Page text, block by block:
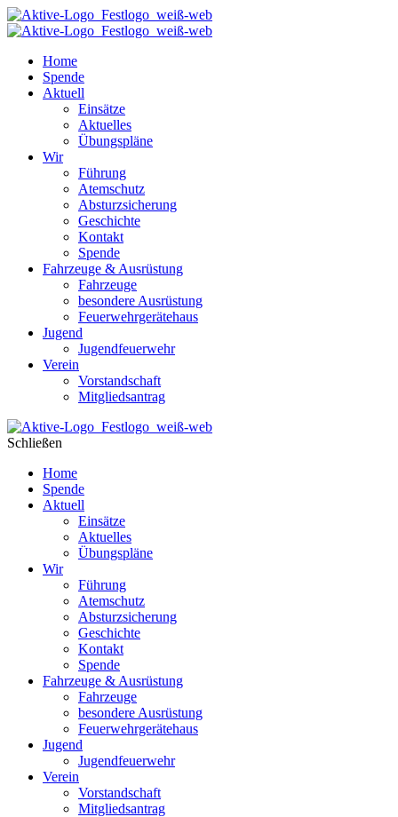
Home
Spende
Aktuell
Einsätze
Aktuelles
Übungspläne
Wir
Führung
Atemschutz
Absturzsicherung
Geschichte
Kontakt
Spende
Fahrzeuge & Ausrüstung
Fahrzeuge
besondere Ausrüstung
Feuerwehrgerätehaus
Jugend
Jugendfeuerwehr
Verein
Vorstandschaft
Mitgliedsantrag
Schließen
Home
Spende
Aktuell
Einsätze
Aktuelles
Übungspläne
Wir
Führung
Atemschutz
Absturzsicherung
Geschichte
Kontakt
Spende
Fahrzeuge & Ausrüstung
Fahrzeuge
besondere Ausrüstung
Feuerwehrgerätehaus
Jugend
Jugendfeuerwehr
Verein
Vorstandschaft
Mitgliedsantrag